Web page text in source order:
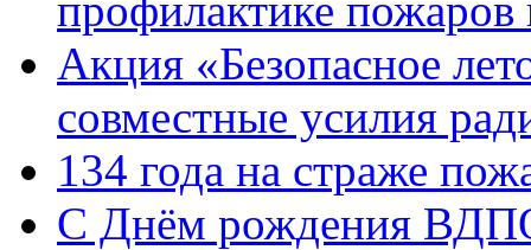
Акция «Безопасное
совместные усилия
134 года на страже
С Днём рождения